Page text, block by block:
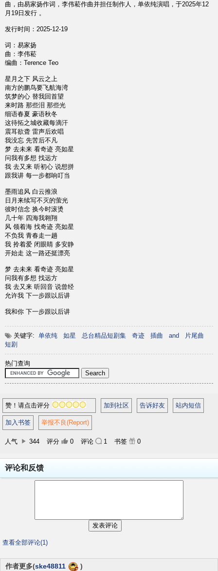
曲，由易家扬作词，李伟菘作曲并担任制作人，单依纯演唱，于2025年12
月19日发行 。
发行时间：2025-12-19
词：易家扬
曲：李伟菘
编曲：Terence Teo
星月之下 风云之上
南方的鹏鸟要飞航海湾
筑梦的心 替我回首望
来时路 那些泪 那些光
细语春夏 豪语秋冬
这待拓之城收藏每滴汗
震耳欲聋 雷声后欢唱
我没忘 先苦后不凡
梦 去未来 看奇迹 亮如星
问我有多想 找远方
我 去又来 听初心 说想拼
跟我讲 每一步都响叮当
墨雨追风 白云推浪
日月来续写不灭的萤光
彼时信念 换今时滚烫
几十年 四海我翱翔
风 领着海 找奇迹 亮如星
不负我 青春走一趟
我 拎着爱 闭眼睛 多安静
开始走 这一路还挺漂亮
梦 去未来 看奇迹 亮如星
问我有多想 找远方
我 去又来 听回音 说曾经
允许我 下一步跟以后讲
我和你 下一步跟以后讲
关键字: 单依纯 如星 总台精品短剧集 奇迹 插曲 and
片尾曲
短剧
热门查询
赞！请点击评分 加到社区 告诉好友 站内短信
加入书签 举报不良(Report)
人气 344 评分 0 评论 1 书签 0
评论和反馈
查看全部评论(1)
作者更多(ske48811 )